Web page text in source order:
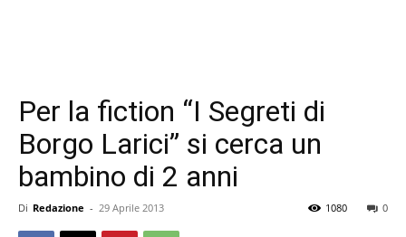
Per la fiction “I Segreti di
Borgo Larici” si cerca un
bambino di 2 anni
Di Redazione - 29 Aprile 2013 0
1080